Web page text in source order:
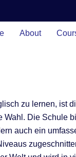
About
zu lernen, ist
Wahl. Die Schule
auch ein